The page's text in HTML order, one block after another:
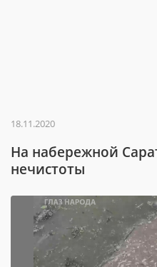
18.11.2020
На набережной
нечистоты